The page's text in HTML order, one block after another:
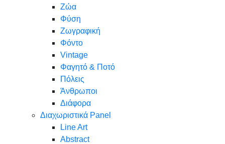
Ζώα
Φύση
Ζωγραφική
Φόντο
Vintage
Φαγητό & Ποτό
Πόλεις
Άνθρωποι
Διάφορα
Διαχωριστικά Panel
Line Art
Abstract